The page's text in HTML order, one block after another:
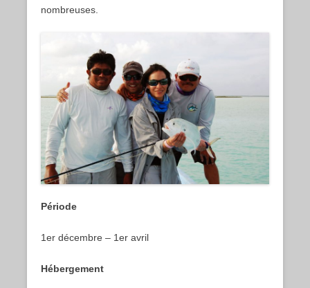
nombreuses.
Période
1er décembre – 1er avril
Hébergement